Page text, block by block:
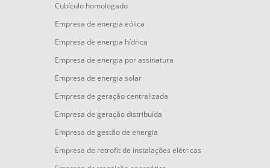
Cubículo homologado
Empresa de energia eólica
Empresa de energia hídrica
Empresa de energia por assinatura
Empresa de energia solar
Empresa de geração centralizada
Empresa de geração distribuída
Empresa de gestão de energia
Empresa de retrofit de instalações elétricas